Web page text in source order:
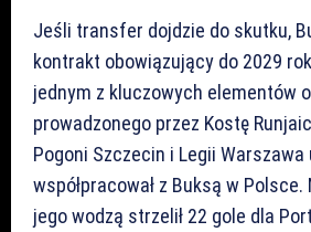
Jeśli transfer dojdzie do skutku,
kontrakt obowiązujący do 2029
jednym z kluczowych elementów
prowadzonego przez Kostę
Pogoni Szczecin i Legii Warszawa
współpracował z Buksą w
jego wodzą strzelił 22 gole dla